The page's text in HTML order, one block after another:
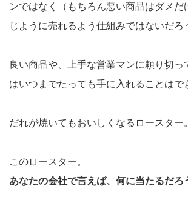
ンではなく（もちろん悪い商品はダメだ
じように売れるよう仕組みではないだろ
良い商品や、上手な営業マンに頼り切っ
はいつまでたっても手に入れることはで
だれが焼いてもおいしくなるロースター。
このロースター。
あなたの会社で言えば、何に当たるだろ